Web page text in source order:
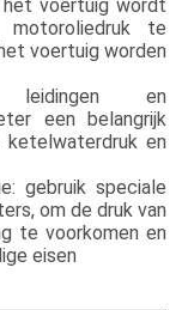
het voertuig wordt
te
voertuig worden
leidingen en
een belangrijk
en
gebruik speciale
om de druk van
te voorkomen en
eisen